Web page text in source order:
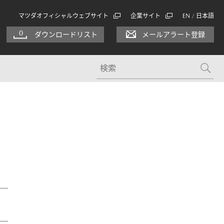
マツダオフィシャルウェブサイト 企業サイト EN / 日本語
0 ダウンロードリスト メールアラート登録